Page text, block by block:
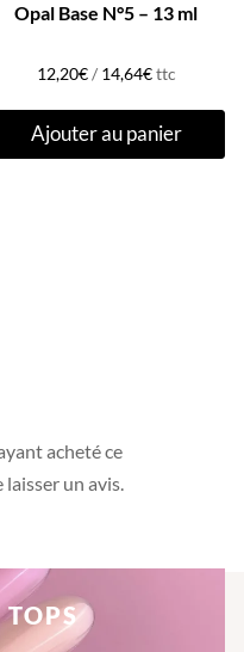
Opal Base N°5 – 13 ml
12,20€/ 14,64€ttc
Ajouter au panier
acheté ce
un avis.
TOPS